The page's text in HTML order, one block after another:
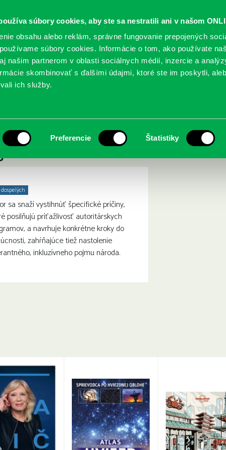
súbory cookies, aby ste sa nestratili ani v našom
obsahu alebo reklám, správne fungovanie prepojených
súbory cookies. Informácie o tom, ako používate
našim partnerom v oblasti sociálnych médií, inzercie a
skombinovať s ďalšími údajmi, ktoré ste im poskytli,
ich služby.
Preferencie Štatistiky
KATALÓGY SLUŽBY PODUJATIA POBOČKY
Lid versus demokracie
zachránit
sa snaží vystihnúť špecifické príčiny,
posilňujú príťažlivosť autoritárskych
a navrhuje konkrétne kroky do
zahŕňajúce tiež nastolenie
inkluzívneho pojmu národa.